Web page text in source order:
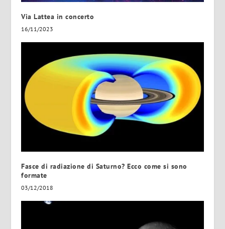
Via Lattea in concerto
16/11/2023
Fasce di radiazione di Saturno? Ecco come si sono
formate
03/12/2018